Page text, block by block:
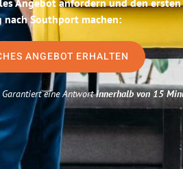
Angebot anfordern und den
nach Southport machen:
ANGEBOT ERHALTEN
eine Antwortinnerhalb von 15